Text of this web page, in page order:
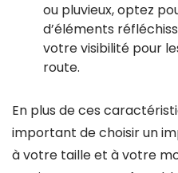
ou pluvieux, optez
d’éléments
votre visibilité pour
route.
En plus de ces
important de choisir un
à votre taille et à votre